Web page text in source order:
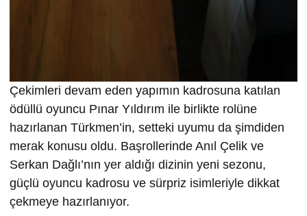
Çekimleri devam eden yapımın kadrosuna katılan
ödüllü oyuncu Pınar Yıldırım ile birlikte rolüne
hazırlanan Türkmen’in, setteki uyumu da şimdiden
merak konusu oldu. Başrollerinde Anıl Çelik ve
Serkan Dağlı’nın yer aldığı dizinin yeni sezonu,
güçlü oyuncu kadrosu ve sürpriz isimleriyle dikkat
çekmeye hazırlanıyor.